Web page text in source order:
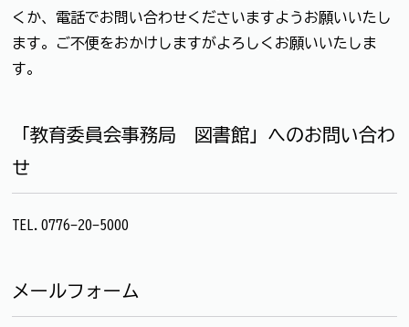
くか、電話でお問い合わせくださいますようお願いいたし
ます。ご不便をおかけしますがよろしくお願いいたしま
す。
「教育委員会事務局 図書館」へのお問い合わ
せ
TEL.0776-20-5000
メールフォーム